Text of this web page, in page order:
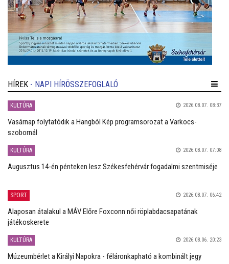
HÍREK - NAPI HÍRÖSSZEFOGLALÓ
KULTÚRA 2026.08.07. 08:37
Vasárnap folytatódik a Hangból Kép programsorozat a Varkocs-
szobornál
KULTÚRA 2026.08.07. 07:08
Augusztus 14-én pénteken lesz Székesfehérvár fogadalmi szentmiséje
SPORT 2026.08.07. 06:42
Alaposan átalakul a MÁV Előre Foxconn női röplabdacsapatának
játékoskerete
KULTÚRA 2026.08.06. 20:23
Múzeumbérlet a Királyi Napokra - féláronkapható a kombinált jegy